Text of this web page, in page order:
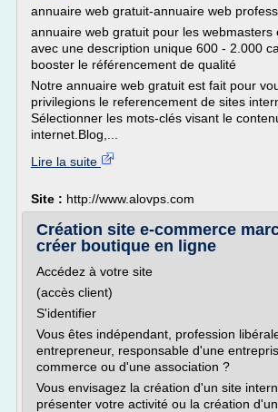
annuaire web gratuit-annuaire web
annuaire web gratuit pour les webmasters
avec une description unique 600 - 2.000
booster le référencement de qualité
Notre annuaire web gratuit est fait pour
privilegions le referencement de sites
Sélectionner les mots-clés visant le
internet.Blog,...
Lire la suite
Site : http://www.alovps.com
Création site e-commerce
créer boutique en ligne
Accédez à votre site
(accès client)
S'identifier
Vous êtes indépendant, profession
entrepreneur, responsable d'une
commerce ou d'une association ?
Vous envisagez la création d'un site
présenter votre activité ou la création